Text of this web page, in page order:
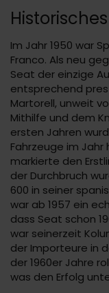
Im Jahr 1950 war
Franco. Als neu
Seat der einzige
entsprechend
Martorell, unweit
Mithilfe und dem
ersten Jahren
Fahrzeuge im
markierte den
der Durchbruch
600 in seiner
war ab 1957 ein
dass Seat schon
war seinerzeit
der Importeure in
der 1960er Jahre
was den Erfolg